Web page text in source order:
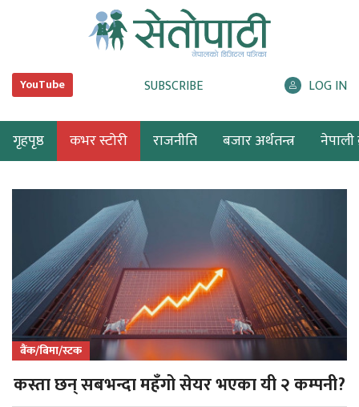
YouTube SUBSCRIBE LOG IN
गृहपृष्ठ कभर स्टोरी राजनीति बजार अर्थतन्त्र नेपाली
बैंक/बिमा/स्टक
कस्ता छन् सबभन्दा महँगो सेयर भएका यी २ कम्पनी?